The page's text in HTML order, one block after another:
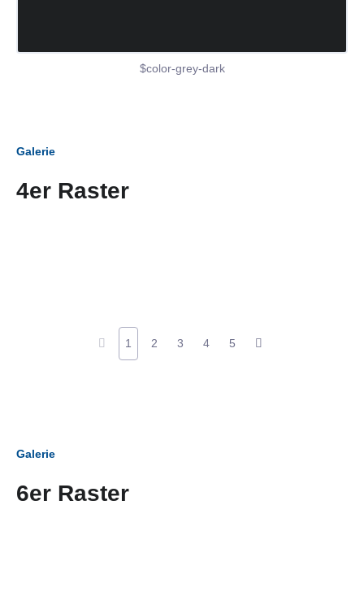
$color-grey-dark
Galerie
4er Raster
1 2 3 4 5
Galerie
6er Raster